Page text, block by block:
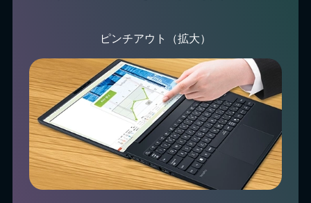
ピンチアウト（拡大）